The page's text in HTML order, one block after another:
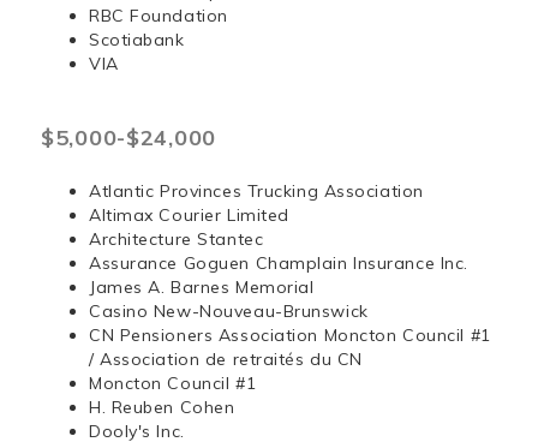
RBC Foundation
Scotiabank
VIA
$5,000-$24,000
Atlantic Provinces Trucking Association
Altimax Courier Limited
Architecture Stantec
Assurance Goguen Champlain Insurance Inc.
James A. Barnes Memorial
Casino New-Nouveau-Brunswick
CN Pensioners Association Moncton Council #1
/ Association de retraités du CN
Moncton Council #1
H. Reuben Cohen
Dooly's Inc.